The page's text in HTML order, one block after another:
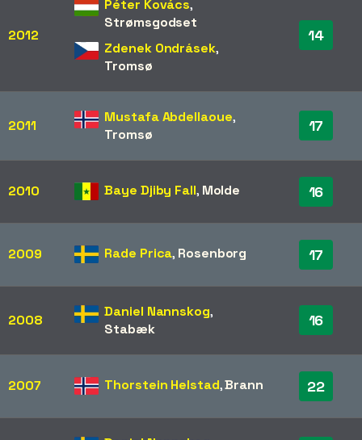
2012
Péter Kovács,
Strømsgodset
Zdenek Ondrásek,
Tromsø
14
2011
Mustafa Abdellaoue,
Tromsø
17
2010 Baye Djiby Fall, Molde 16
2009 Rade Prica, Rosenborg 17
2008
Daniel Nannskog,
Stabæk
16
2007 Thorstein Helstad,Brann 22